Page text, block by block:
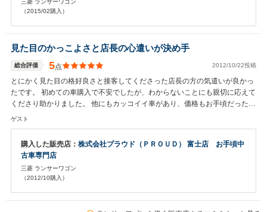
三菱 ランサーワゴン
（2015/02購入）
見た目のかっこよさと店長の心遣いが決め手
総合評価 5点 2012/10/22投稿
とにかく見た目の格好良さと接客してくださった店長の方の気遣いが良かっ
たです。 初めての車購入で不安でしたが、わからないことにも親切に応えて
くださり助かりました。 他にもカッコイイ車があり、価格もお手頃だったの
で行ってみて損はないお店だと思います！！
ゲスト
購入した販売店： 株式会社プラウド（ＰＲＯＵＤ） 富士店 お手頃中
古車専門店
三菱 ランサーワゴン
（2012/10購入）